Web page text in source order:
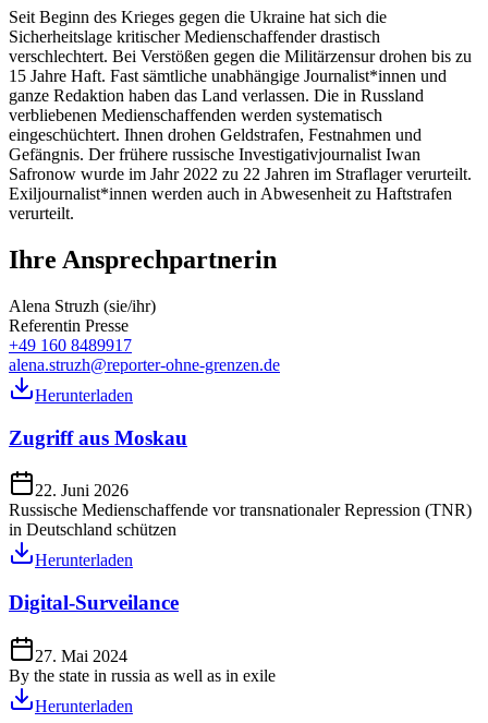
Seit Beginn des Krieges gegen die Ukraine hat sich die
Sicherheitslage kritischer Medienschaffender drastisch
verschlechtert. Bei Verstößen gegen die Militärzensur drohen bis zu
15 Jahre Haft. Fast sämtliche unabhängige Journalist*innen und
ganze Redaktion haben das Land verlassen. Die in Russland
verbliebenen Medienschaffenden werden systematisch
eingeschüchtert. Ihnen drohen Geldstrafen, Festnahmen und
Gefängnis. Der frühere russische Investigativjournalist Iwan
Safronow wurde im Jahr 2022 zu 22 Jahren im Straflager verurteilt.
Exiljournalist*innen werden auch in Abwesenheit zu Haftstrafen
verurteilt.
Ihre Ansprechpartnerin
Alena Struzh (sie/ihr)
Referentin Presse
+49 160 8489917
alena.struzh@reporter-ohne-grenzen.de
Herunterladen
Zugriff aus Moskau
22. Juni 2026
Russische Medienschaffende vor transnationaler Repression (TNR)
in Deutschland schützen
Herunterladen
Digital-Surveilance
27. Mai 2024
By the state in russia as well as in exile
Herunterladen